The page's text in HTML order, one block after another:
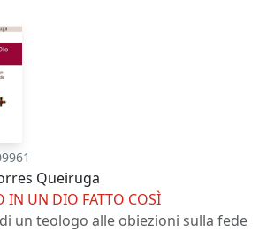
Queiruga
IN UN DIO FATTO COSÌ
un teologo alle obiezioni sulla fede